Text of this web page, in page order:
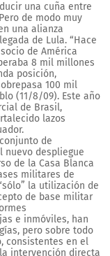
una cuña entre
de modo muy
una alianza
de Lula. “Hace
de América
8 mil millones
posición,
100 mil
(11/8/09). Este año
de Brasil,
lazos
de
nuevo despliegue
de la Casa Blanca
militares de
la utilización de
de base militar
e inmóviles, han
pero sobre todo
consistentes en el
intervención directa